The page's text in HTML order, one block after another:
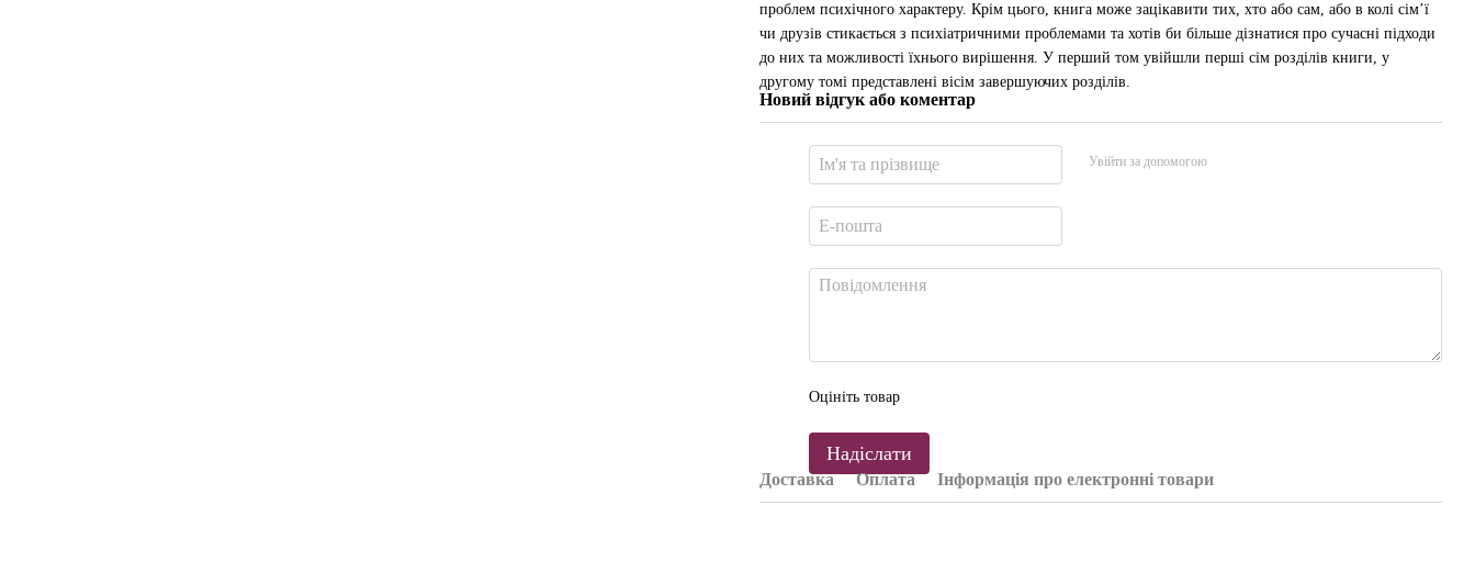
проблем психічного характеру. Крім цього, книга може зацікавити тих, хто або сам, або в колі сім’ї
чи друзів стикається з психіатричними проблемами та хотів би більше дізнатися про сучасні підходи
до них та можливості їхнього вирішення. У перший том увійшли перші сім розділів книги, у
другому томі представлені вісім завершуючих розділів.
Новий відгук або коментар
Увійти за допомогою
Оцініть товар
Надіслати
Доставка Оплата Інформація про електронні товари